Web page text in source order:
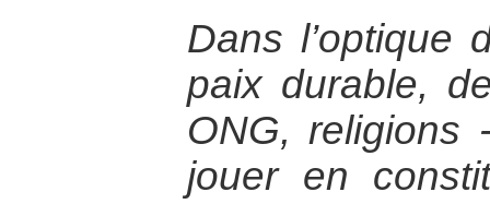
Dans l’optique
paix durable,
ONG,
jouer en